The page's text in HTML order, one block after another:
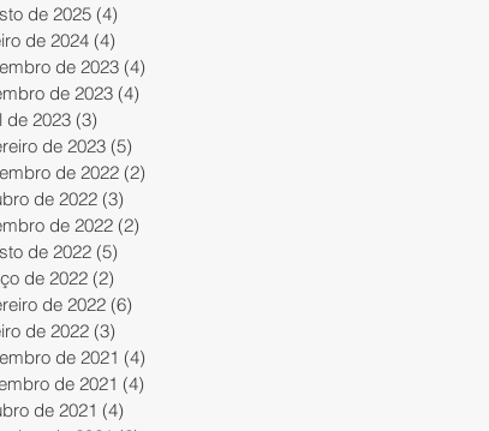
de 2025 (4)
de 2024 (4)
de 2023 (4)
de 2023 (4)
de 2023 (3)
de 2023 (5)
de 2022 (2)
de 2022 (3)
de 2022 (2)
de 2022 (5)
de 2022 (2)
de 2022 (6)
de 2022 (3)
de 2021 (4)
de 2021 (4)
de 2021 (4)